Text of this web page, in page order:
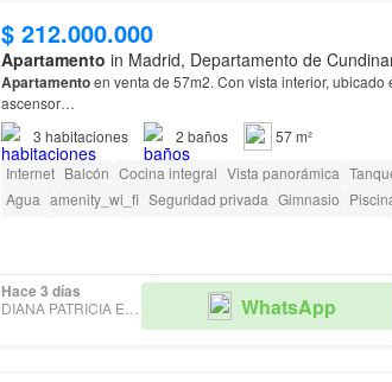
$ 212.000.000
Apartamento in Madrid, Departamento de
Apartamentoen venta de 57m2. Con vista interior, ubicado en un
ascensor…
3 habitaciones 2 baños
57 m²
Internet Balcón Cocina integral Vista panorámica
Agua amenity_wi_fi Seguridad privada Gimnasio
Hace 3 días
DIANA PATRICIA ESCOBAR WhatsApp